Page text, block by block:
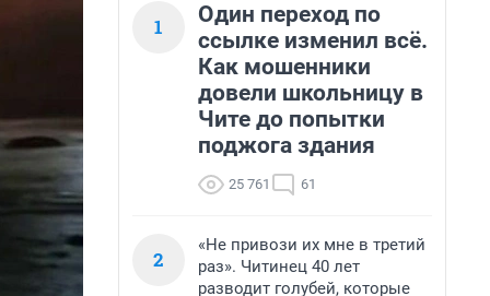
1
Один переход по
ссылке изменил всё.
Как мошенники
довели школьницу в
Чите до попытки
поджога здания
25 761 61
2
«Не привози их мне в третий
раз». Читинец 40 лет
разводит голубей, которые